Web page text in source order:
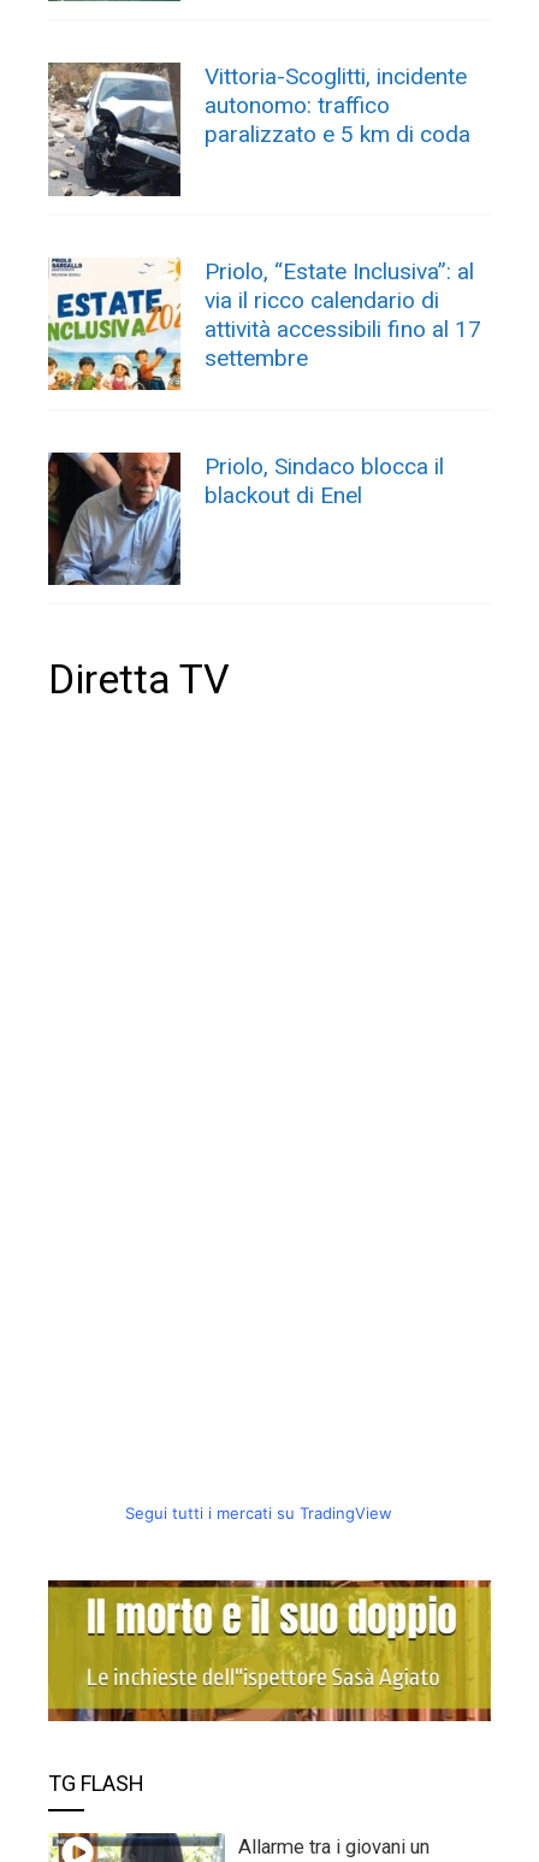
Vittoria-Scoglitti, incidente
autonomo: traffico
paralizzato e 5 km di coda
Priolo, “Estate Inclusiva”: al
via il ricco calendario di
attività accessibili fino al 17
settembre
Priolo, Sindaco blocca il
blackout di Enel
Diretta TV
Segui tutti i mercati su TradingView
TG FLASH
Allarme tra i giovani un